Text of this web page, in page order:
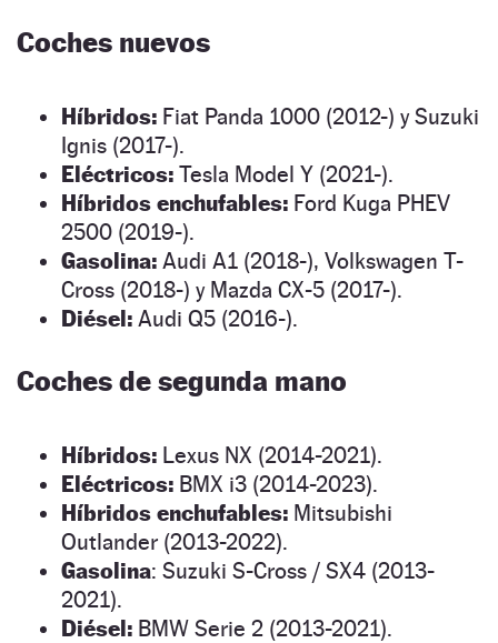
Coches nuevos
Híbridos: Fiat Panda 1000 (2012-) y Suzuki
Ignis (2017-).
Eléctricos: Tesla Model Y (2021-).
Híbridos enchufables: Ford Kuga PHEV
2500 (2019-).
Gasolina: Audi A1 (2018-), Volkswagen T-
Cross (2018-) y Mazda CX-5 (2017-).
Diésel: Audi Q5 (2016-).
Coches de segunda mano
Híbridos: Lexus NX (2014-2021).
Eléctricos: BMX i3 (2014-2023).
Híbridos enchufables: Mitsubishi
Outlander (2013-2022).
Gasolina: Suzuki S-Cross / SX4 (2013-
2021).
Diésel: BMW Serie 2 (2013-2021).